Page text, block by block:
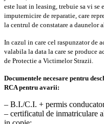
este luat in leasing, trebuie sa vi se
imputernicire de reparatie, care
la centrul de constatare a daunelor
In cazul in care cel raspunzator de
valabila la data la care se produce
de Protectie a Victimelor Strazii.
Documentele necesare pentru
RCA pentru avarii:
– B.I./C.I. + permis
– certificatul de inmatriculare